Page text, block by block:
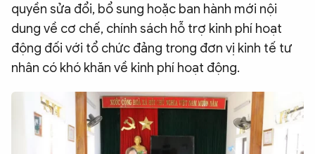
quyền sửa đổi, bổ sung hoặc ban hành mới nội
dung về cơ chế, chính sách hỗ trợ kinh phí hoạt
động đối với tổ chức đảng trong đơn vị kinh tế tư
nhân có khó khăn về kinh phí hoạt động.